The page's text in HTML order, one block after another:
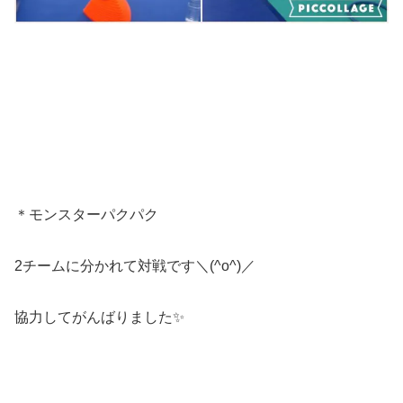
＊モンスターパクパク
2チームに分かれて対戦です＼(^o^)／
協力してがんばりました✨